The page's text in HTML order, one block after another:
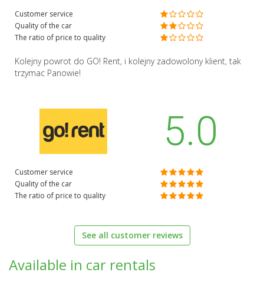
Customer service
Quality of the car
The ratio of price to quality
Kolejny powrot do GO! Rent, i kolejny zadowolony klient, tak
trzymac Panowie!
5.0
Customer service
Quality of the car
The ratio of price to quality
See all customer reviews
Available in car rentals